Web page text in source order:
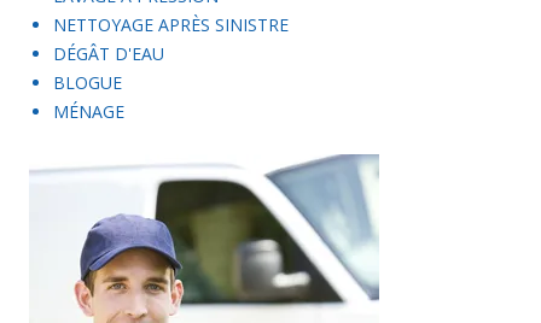
NETTOYAGE APRÈS SINISTRE
DÉGÂT D'EAU
BLOGUE
MÉNAGE